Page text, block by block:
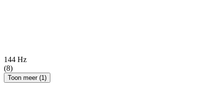
144 Hz
(8)
Toon meer (1)